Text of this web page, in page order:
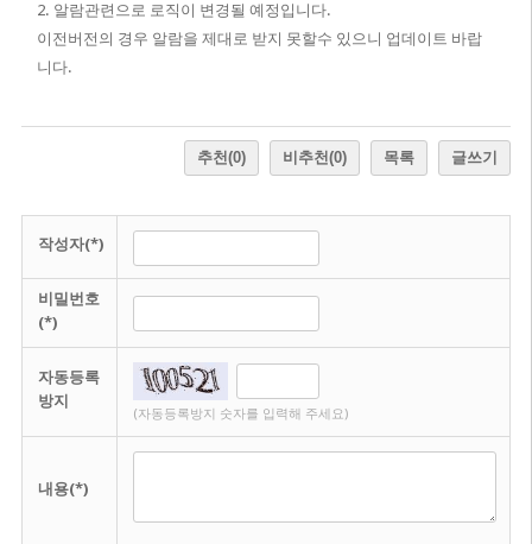
2. 알람관련으로 로직이 변경될 예정입니다.
이전버전의 경우 알람을 제대로 받지 못할수 있으니 업데이트 바랍
니다.
추천(0) 비추천(0) 목록 글쓰기
작성자(*)
비밀번호
(*)
자동등록
방지
(자동등록방지 숫자를 입력해 주세요)
내용(*)